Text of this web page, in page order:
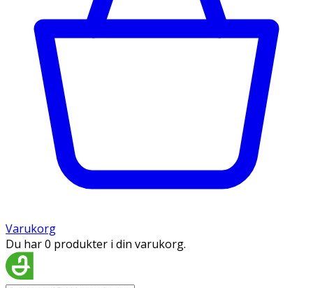
Varukorg
Du har 0 produkter i din varukorg.